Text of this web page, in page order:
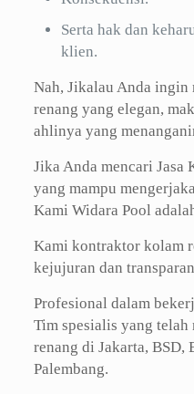
Serta hak dan
klien.
Nah, Jikalau Anda ingin
renang yang elegan,
ahlinya yang
Jika Anda mencari Jasa
yang mampu
Kami Widara Pool
Kami kontraktor kolam
kejujuran dan
Profesional dalam
Tim spesialis yang telah
renang di Jakarta, BSD,
Palembang.